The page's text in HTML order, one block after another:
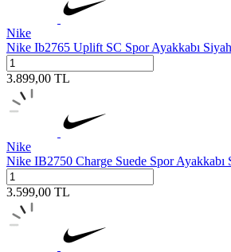
Nike
Nike Ib2765 Uplift SC Spor Ayakkabı Siyah
3.899,00 TL
Nike
Nike IB2750 Charge Suede Spor Ayakkabı
3.599,00 TL